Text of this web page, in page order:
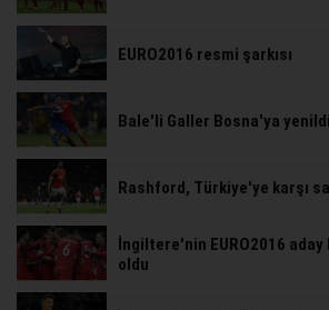
EURO2016 resmi şarkısı
Bale'li Galler Bosna'ya
Rashford, Türkiye'ye karşı
İngiltere'nin EURO2016
oldu